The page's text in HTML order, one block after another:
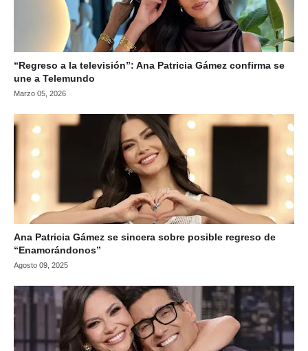
“Regreso a la televisión”: Ana Patricia Gámez confirma se
une a Telemundo
Marzo 05, 2026
Ana Patricia Gámez se sincera sobre posible regreso de
“Enamorándonos”
Agosto 09, 2025